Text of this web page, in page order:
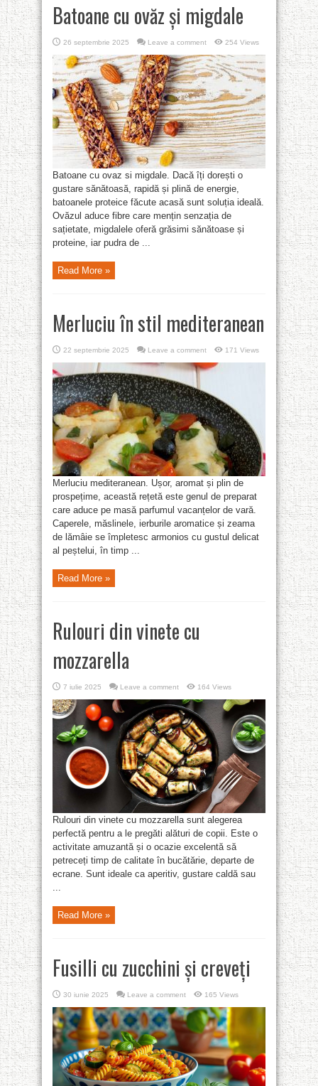
Batoane cu ovăz și migdale
26 septembrie 2025 Leave a comment 254 Views
Batoane cu ovaz si migdale. Dacă îți dorești o
gustare sănătoasă, rapidă și plină de energie,
batoanele proteice făcute acasă sunt soluția ideală.
Ovăzul aduce fibre care mențin senzația de
sațietate, migdalele oferă grăsimi sănătoase și
proteine, iar pudra de ...
Read More »
Merluciu în stil mediteranean
22 septembrie 2025 Leave a comment 171 Views
Merluciu mediteranean. Ușor, aromat și plin de
prospețime, această rețetă este genul de preparat
care aduce pe masă parfumul vacanțelor de vară.
Caperele, măslinele, ierburile aromatice și zeama
de lămâie se împletesc armonios cu gustul delicat
al peștelui, în timp ...
Read More »
Rulouri din vinete cu
mozzarella
7 iulie 2025 Leave a comment 164 Views
Rulouri din vinete cu mozzarella sunt alegerea
perfectă pentru a le pregăti alături de copii. Este o
activitate amuzantă și o ocazie excelentă să
petreceți timp de calitate în bucătărie, departe de
ecrane. Sunt ideale ca aperitiv, gustare caldă sau
...
Read More »
Fusilli cu zucchini și creveți
30 iunie 2025 Leave a comment 165 Views